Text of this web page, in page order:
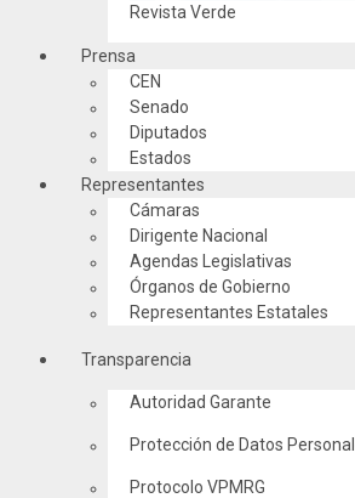
Revista Verde
Prensa
CEN
Senado
Diputados
Estados
Representantes
Cámaras
Dirigente Nacional
Agendas Legislativas
Órganos de Gobierno
Representantes Estatales
Transparencia
Autoridad Garante
Protección de Datos
Protocolo VPMRG